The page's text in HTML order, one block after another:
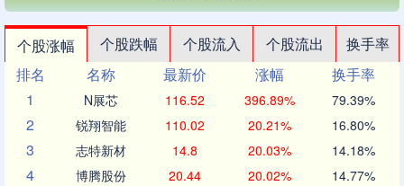
个股涨幅 个股跌幅 个股流入 个股流出
换手率
排名
名称 最新价 涨幅
换手率
1
N展芯 116.52 396.89% 79.39%
2 锐翔智能 110.02 20.21% 16.80%
3 志特新材 14.8 20.03% 14.18%
4 博腾股份 20.44 20.02% 14.77%